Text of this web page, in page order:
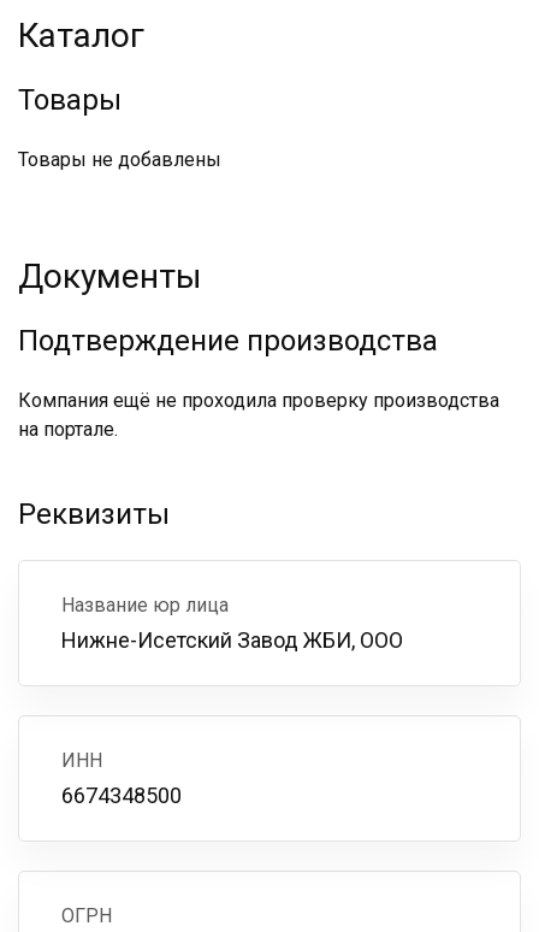
Каталог
Товары
Товары не добавлены
Документы
Подтверждение производства
Компания ещё не проходила проверку производства
на портале.
Реквизиты
Название юр лица
Нижне-Исетский Завод ЖБИ, ООО
ИНН
6674348500
ОГРН